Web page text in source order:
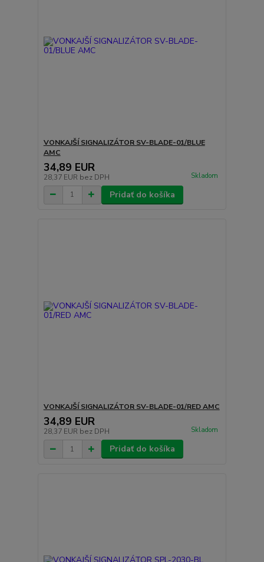
VONKAJŠÍ SIGNALIZÁTOR SV-BLADE-01/BLUE
AMC
34,89 EUR
28,37 EUR bez DPH Skladom
Pridať do košíka
VONKAJŠÍ SIGNALIZÁTOR SV-BLADE-01/RED AMC
34,89 EUR
28,37 EUR bez DPH Skladom
Pridať do košíka